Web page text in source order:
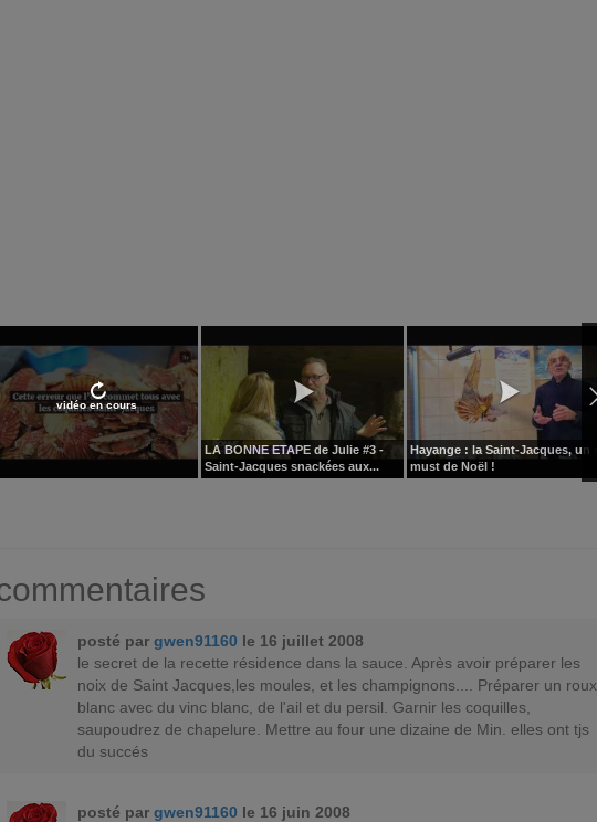
vidéo en cours
LA BONNE ETAPE de Julie #3 -
Saint-Jacques snackées aux...
Hayange : la Saint-Jacques, un
must de Noël !
posté par gwen91160 le 16 juillet 2008
le secret de la recette résidence dans la sauce. Après avoir préparer les
noix de Saint Jacques,les moules, et les champignons.... Préparer un roux
blanc avec du vinc blanc, de l'ail et du persil. Garnir les coquilles,
saupoudrez de chapelure. Mettre au four une dizaine de Min. elles ont tjs
du succés
posté par gwen91160 le 16 juin 2008